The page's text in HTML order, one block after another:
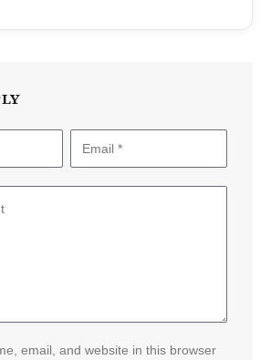
email, and website in this browser